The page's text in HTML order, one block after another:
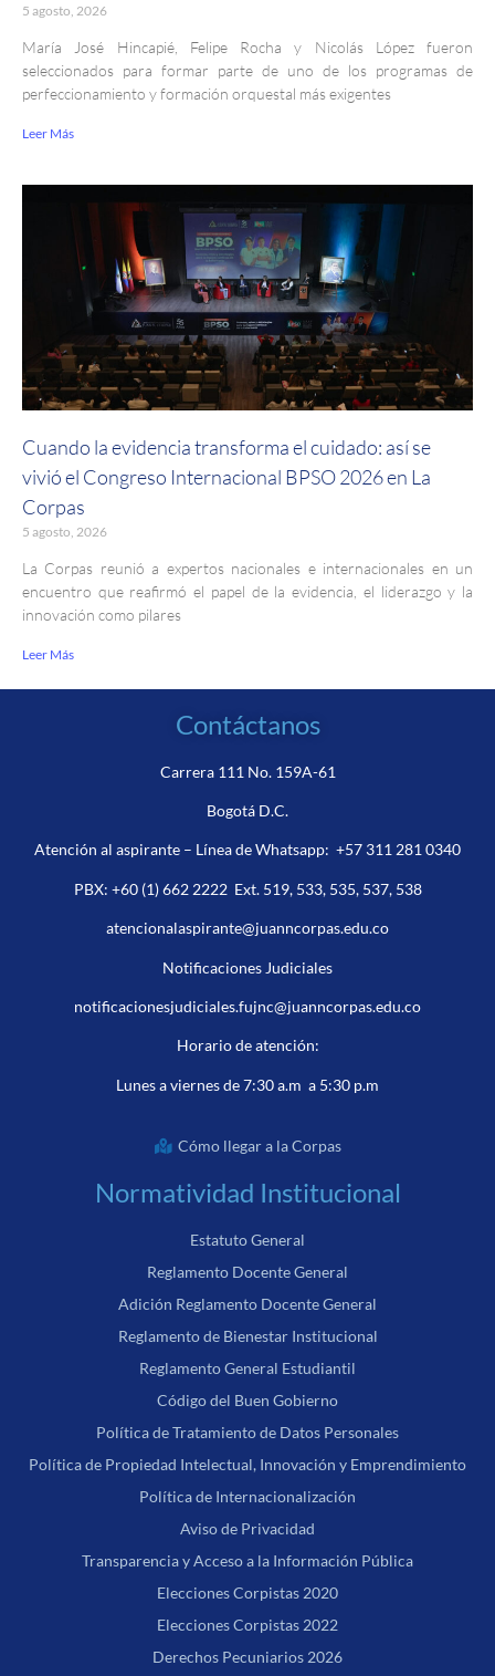
5 agosto, 2026
María José Hincapié, Felipe Rocha y Nicolás López fueron
seleccionados para formar parte de uno de los programas de
perfeccionamiento y formación orquestal más exigentes
Leer Más
Cuando la evidencia transforma el cuidado: así se
vivió el Congreso Internacional BPSO 2026 en La
Corpas
5 agosto, 2026
La Corpas reunió a expertos nacionales e internacionales en un
encuentro que reafirmó el papel de la evidencia, el liderazgo y la
innovación como pilares
Leer Más
Contáctanos
Carrera 111 No. 159A-61
Bogotá D.C.
Atención al aspirante – Línea de Whatsapp: +57 311 281 0340
PBX: +60 (1) 662 2222Ext. 519, 533, 535, 537, 538
atencionalaspirante@juanncorpas.edu.co
Notificaciones Judiciales
notificacionesjudiciales.fujnc@juanncorpas.edu.co
Horario de atención:
Lunes a viernes de 7:30 a.m a 5:30 p.m
Cómo llegar a la Corpas
Normatividad Institucional
Estatuto General
Reglamento Docente General
Adición Reglamento Docente General
Reglamento de Bienestar Institucional
Reglamento General Estudiantil
Código del Buen Gobierno
Política de Tratamiento de Datos Personales
Política de Propiedad Intelectual, Innovación y Emprendimiento
Política de Internacionalización
Aviso de Privacidad
Transparencia y Acceso a la Información Pública
Elecciones Corpistas 2020
Elecciones Corpistas 2022
Derechos Pecuniarios 2026